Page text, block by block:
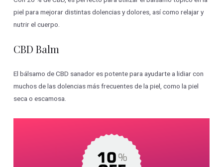
piel para mejorar distintas dolencias y dolores, así como relajar y
nutrir el cuerpo.
CBD Balm
El bálsamo de CBD sanador es potente para ayudarte a lidiar con
muchos de las dolencias más frecuentes de la piel, como la piel
seca o escamosa.